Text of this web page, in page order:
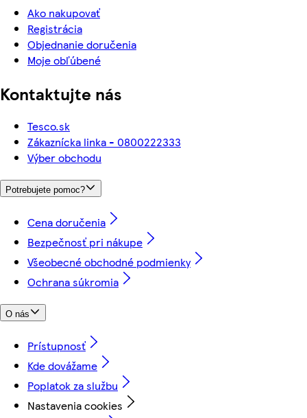
Ako nakupovať
Registrácia
Objednanie doručenia
Moje obľúbené
Kontaktujte nás
Tesco.sk
Zákaznícka linka - 0800222333
Výber obchodu
Potrebujete pomoc?
Cena doručenia
Bezpečnosť pri nákupe
Všeobecné obchodné podmienky
Ochrana súkromia
O nás
Prístupnosť
Kde dovážame
Poplatok za službu
Nastavenia cookies